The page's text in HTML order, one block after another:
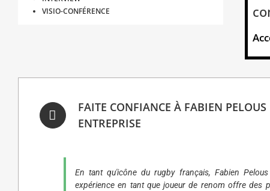
VISIO-CONFÉRENCE
FAITE CONFIANCE À FABIEN
ENTREPRISE
En tant qu'icône du rugby français, Fabien
expérience en tant que joueur de renom offre des